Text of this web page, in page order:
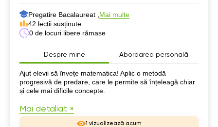
Pregatire Bacalaureat , Mai multe
42 lecții susținute
0 de locuri libere rămase
Despre mine Abordarea personală
Despre mine
Ajut elevii să învețe matematica! Aplic o metodă
progresivă de predare, care le permite să înțeleagă chiar
și cele mai dificile concepte.
Mai detaliat »
1 vizualizează acum